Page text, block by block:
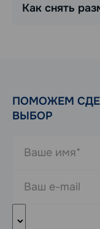
Как снять
ПОМОЖЕМ
ВЫБОР